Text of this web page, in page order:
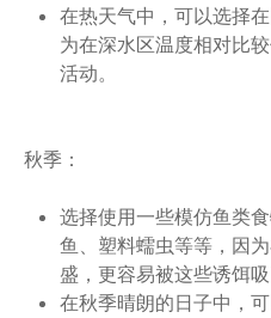
在热天气中，可以选择
为在深水区温度相对比
活动。
秋季：
选择使用一些模仿鱼类
鱼、塑料蠕虫等等，因
盛，更容易被这些诱饵吸
在秋季晴朗的日子中，